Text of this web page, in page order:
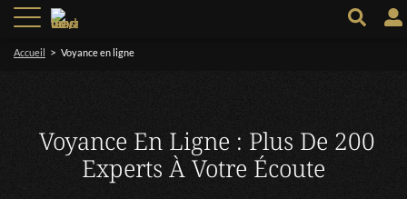
Accueil > Voyance en ligne
Voyance En Ligne : Plus De 200
Experts À Votre Écoute